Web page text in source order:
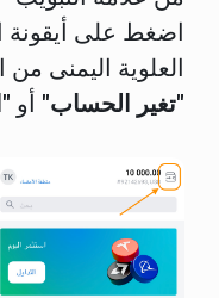
اضغط على أيقونة
العلوية اليمنى من
"تغير الحساب" أو